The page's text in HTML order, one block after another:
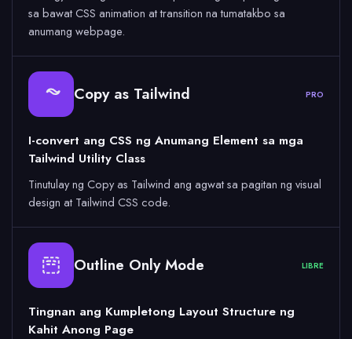
sa bawat CSS animation at transition na tumatakbo sa
anumang webpage.
Copy as Tailwind PRO
I-convert ang CSS ng Anumang Element sa mga
Tailwind Utility Class
Tinutulay ng Copy as Tailwind ang agwat sa pagitan ng visual
design at Tailwind CSS code.
Outline Only Mode LIBRE
Tingnan ang Kumpletong Layout Structure ng
Kahit Anong Page